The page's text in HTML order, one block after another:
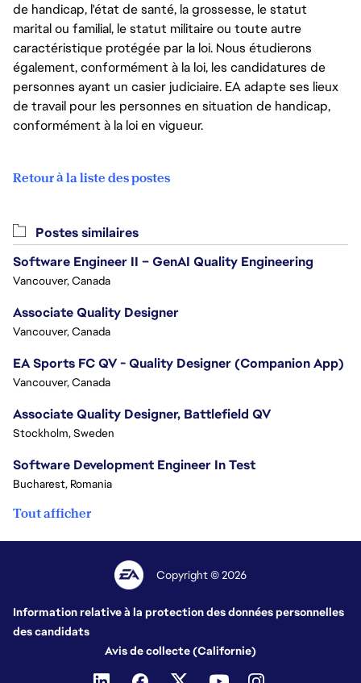
de handicap, l'état de santé, la grossesse, le statut
marital ou familial, le statut militaire ou toute autre
caractéristique protégée par la loi. Nous étudierons
également, conformément à la loi, les candidatures de
personnes ayant un casier judiciaire. EA adapte ses lieux
de travail pour les personnes en situation de handicap,
conformément à la loi en vigueur.
Retour à la liste des postes
Postes similaires
Software Engineer II – GenAI Quality Engineering
Vancouver, Canada
Associate Quality Designer
Vancouver, Canada
EA Sports FC QV - Quality Designer (Companion App)
Vancouver, Canada
Associate Quality Designer, Battlefield QV
Stockholm, Sweden
Software Development Engineer In Test
Bucharest, Romania
Tout afficher
Copyright © 2026
Information relative à la protection des données personnelles
des candidats
Avis de collecte (Californie)